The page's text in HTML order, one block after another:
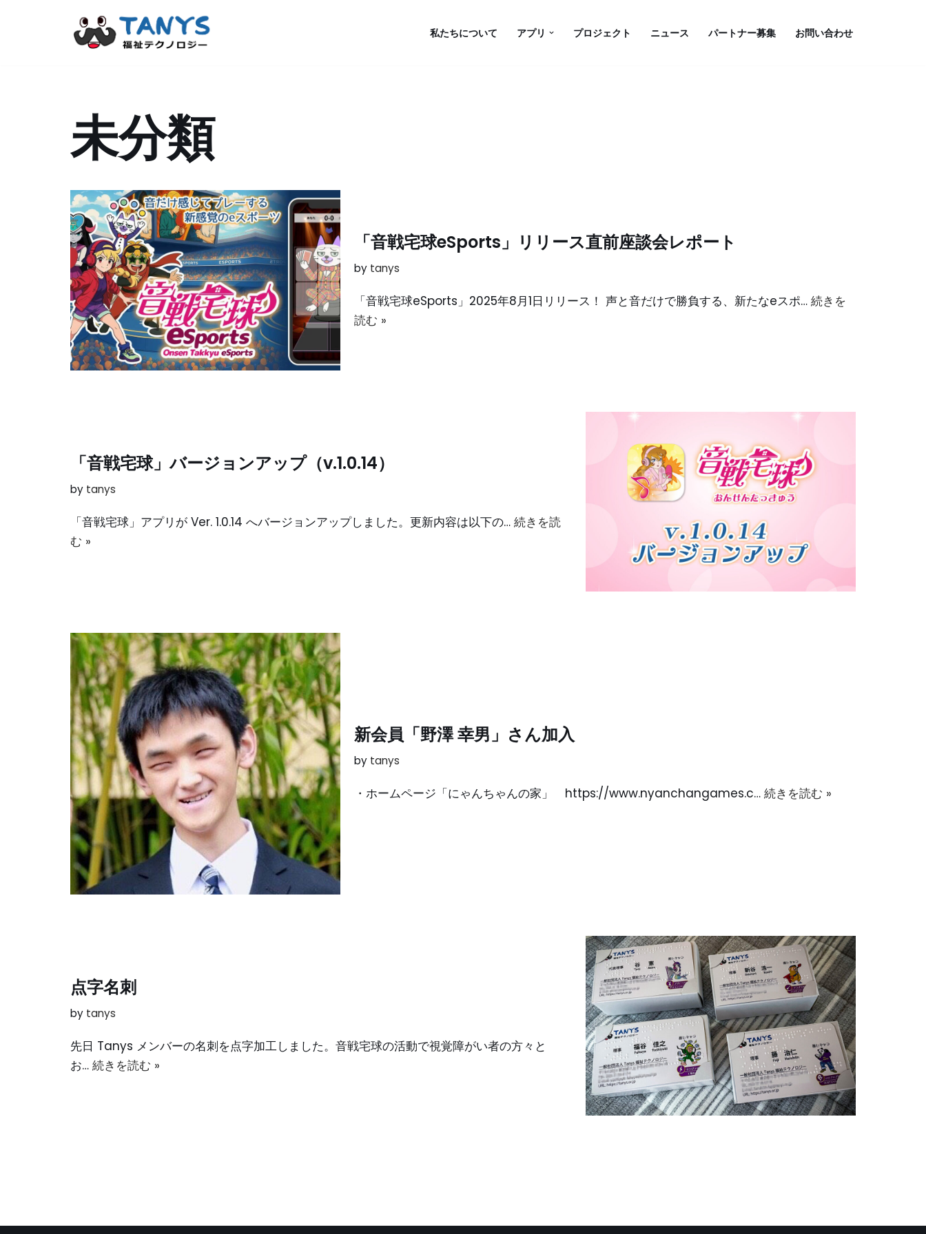
私たちについて アプリ プロジェクト ニュース パートナー募集 お問い合わせ
未分類
「音戦宅球eSports」リリース直前座談会レポート
by tanys
「音戦宅球eSports」2025年8月1日リリース！ 声と音だけで勝負する、新たなeスポ… 続きを
読む »
「音戦宅球」バージョンアップ（v.1.0.14）
by tanys
「音戦宅球」アプリが Ver. 1.0.14 へバージョンアップしました。更新内容は以下の… 続きを読
む »
新会員「野澤 幸男」さん加入
by tanys
・ホームページ「にゃんちゃんの家」 https://www.nyanchangames.c… 続きを読む »
点字名刺
by tanys
先日 Tanys メンバーの名刺を点字加工しました。音戦宅球の活動で視覚障がい者の方々と
お… 続きを読む »